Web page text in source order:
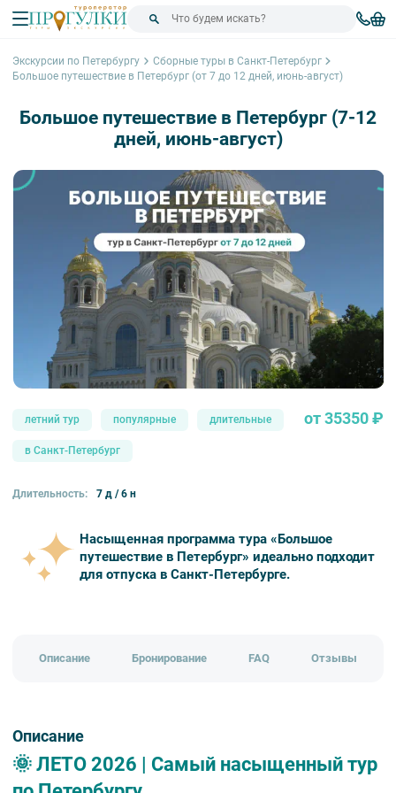
Экскурсии по Петербургу
Сборные туры в Санкт-Петербург
Большое путешествие в Петербург (от 7 до 12 дней, июнь-август)
Большое путешествие в Петербург (7-12
дней, июнь-август)
летний тур популярные длительные
в Санкт-Петербург
от 35350 ₽
Длительность: 7 д / 6 н
Насыщенная программа тура «Большое
путешествие в Петербург» идеально подходит
для отпуска в Санкт-Петербурге.
Описание Бронирование FAQ Отзывы
Описание
🌞 ЛЕТО 2026 | Самый насыщенный тур